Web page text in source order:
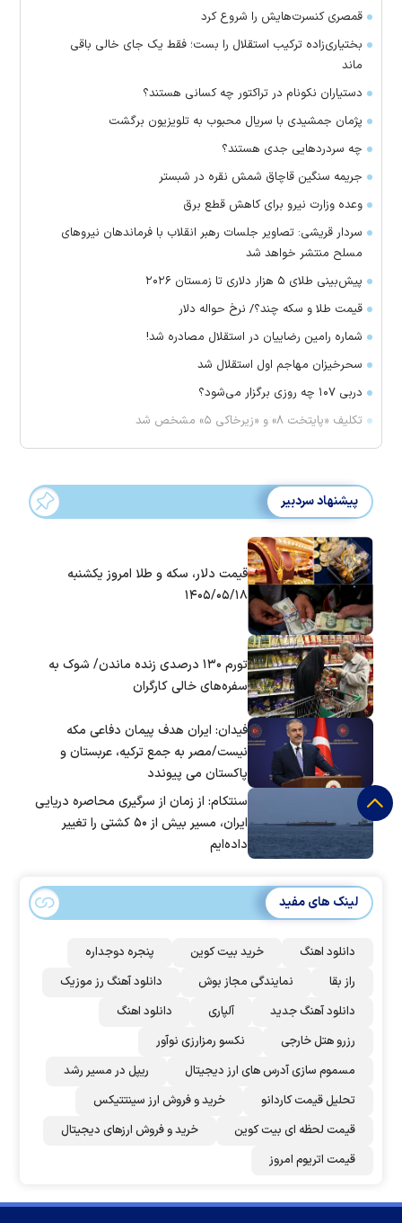
قمصری کنسرت‌هایش را شروع کرد
بختیاری‌زاده ترکیب استقلال را بست؛ فقط یک جای خالی باقی
ماند
دستیاران نکونام در تراکتور چه کسانی هستند؟
پژمان جمشیدی با سریال محبوب به تلویزیون برگشت
چه سردرد‌هایی جدی هستند؟
جریمه سنگین قاچاق شمش نقره در شبستر
وعده وزارت نیرو برای کاهش قطع برق
سردار قریشی: تصاویر جلسات رهبر انقلاب با فرماندهان نیرو‌های
مسلح منتشر خواهد شد
پیش‌بینی طلای ۵ هزار دلاری تا زمستان ۲۰۲۶
قیمت طلا و سکه چند؟/ نرخ حواله دلار
شماره رامین رضاییان در استقلال مصادره شد!
سحرخیزان مهاجم اول استقلال شد
دربی ۱۰۷ چه روزی برگزار می‌شود؟
تکلیف «پایتخت ۸» و «زیرخاکی ۵» مشخص شد
پیشنهاد سردبیر
قیمت دلار، سکه و طلا امروز یکشنبه
۱۴۰۵/۰۵/۱۸
تورم ۱۳۰ درصدی زنده ماندن/ شوک به
سفره‌های خالی کارگران
فیدان: ایران هدف پیمان دفاعی مکه
نیست/مصر به جمع ترکیه، عربستان و
پاکستان می پیوندد
سنتکام: از زمان از سرگیری محاصره دریایی
ایران، مسیر بیش از ۵۰ کشتی را تغییر
داده‌ایم
لینک های مفید
دانلود اهنگ خرید بیت کوین
پنجره دوجداره
راز بقا
نمایندگی مجاز بوش
دانلود آهنگ رز‌ موزیک
دانلود آهنگ جدید
آلپاری
دانلود اهنگ
رزرو هتل خارجی
نکسو رمزارزی نوآور
مسموم سازی آدرس های ارز دیجیتال
ریپل در مسیر رشد
تحلیل قیمت کاردانو
خرید و فروش ارز سینتتیکس
قیمت لحظه ای بیت کوین
خرید و فروش ارزهای دیجیتال
قیمت اتریوم امروز